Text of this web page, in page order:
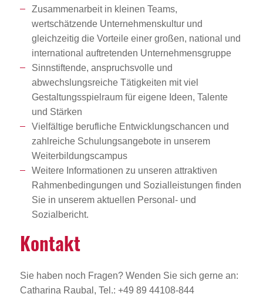
Zusammenarbeit in kleinen Teams,
wertschätzende Unternehmenskultur und
gleichzeitig die Vorteile einer großen, national und
international auftretenden Unternehmensgruppe
Sinnstiftende, anspruchsvolle und
abwechslungsreiche Tätigkeiten mit viel
Gestaltungsspielraum für eigene Ideen, Talente
und Stärken
Vielfältige berufliche Entwicklungschancen und
zahlreiche Schulungsangebote in unserem
Weiterbildungscampus
Weitere Informationen zu unseren attraktiven
Rahmenbedingungen und Sozialleistungen finden
Sie in unserem aktuellen Personal- und
Sozialbericht.
Kontakt
Sie haben noch Fragen? Wenden Sie sich gerne an:
Catharina Raubal, Tel.: +49 89 44108-844